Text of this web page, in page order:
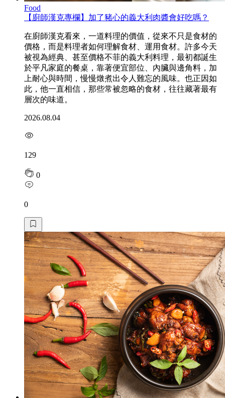
Food
【廚師漢克專欄】加了豬心的義大利肉醬會好吃嗎？
在廚師漢克看來，一道料理的價值，從來不只是食材的
價格，而是料理者如何理解食材、運用食材。許多今天
被視為經典、甚至價格不菲的義大利料理，最初都誕生
於平凡家庭的餐桌，靠著便宜部位、內臟與邊角料，加
上耐心與時間，慢慢燉煮出令人難忘的風味。也正因如
此，他一直相信，那些常被忽略的食材，往往藏著最有
層次的味道。
2026.08.04
129
0
0